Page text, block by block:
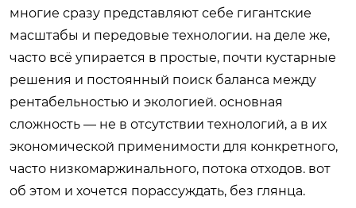
многие сразу представляют себе гигантские
масштабы и передовые технологии. на деле же,
часто всё упирается в простые, почти кустарные
решения и постоянный поиск баланса между
рентабельностью и экологией. основная
сложность — не в отсутствии технологий, а в их
экономической применимости для конкретного,
часто низкомаржинального, потока отходов. вот
об этом и хочется порассуждать, без глянца.